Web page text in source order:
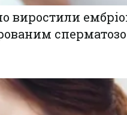
виростили